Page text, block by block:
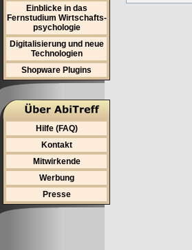
Einblicke in das
Fernstudium Wirtschafts-
psychologie
Digitalisierung und neue
Technologien
Shopware Plugins
Hilfe (FAQ)
Kontakt
Mitwirkende
Werbung
Presse